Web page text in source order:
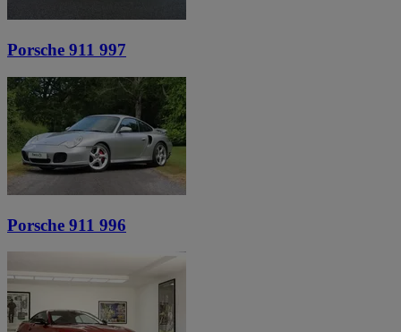
Porsche 911 997
Porsche 911 996